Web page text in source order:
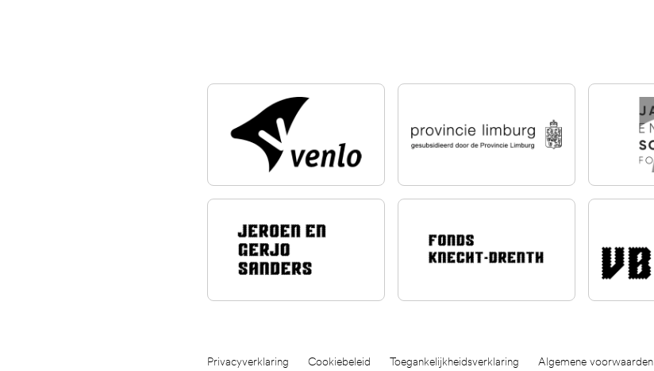
Privacyverklaring Cookiebeleid Toegankelijkheidsverklaring Algemene voorwaarden